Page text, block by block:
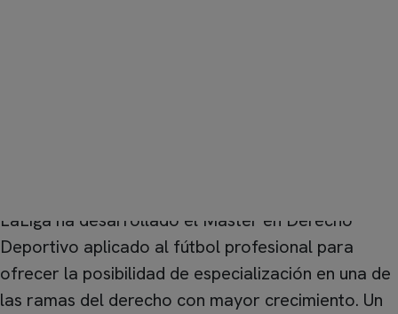
LaLiga ha desarrollado el Máster en Derecho
Deportivo aplicado al fútbol profesional para
ofrecer la posibilidad de especialización en una de
las ramas del derecho con mayor crecimiento. Un